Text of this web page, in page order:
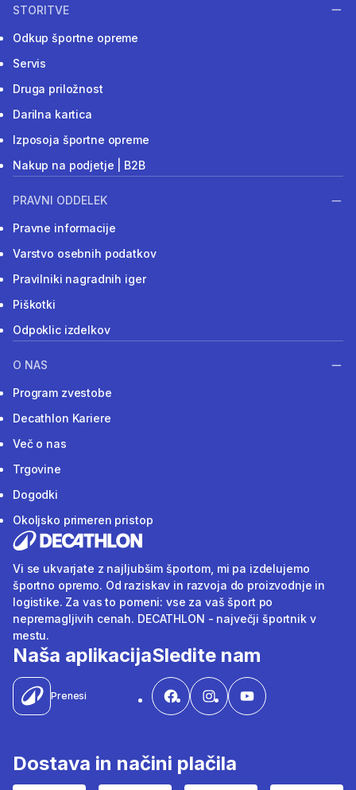
STORITVE
Odkup športne opreme
Servis
Druga priložnost
Darilna kartica
Izposoja športne opreme
Nakup na podjetje | B2B
PRAVNI ODDELEK
Pravne informacije
Varstvo osebnih podatkov
Pravilniki nagradnih iger
Piškotki
Odpoklic izdelkov
O NAS
Program zvestobe
Decathlon Kariere
Več o nas
Trgovine
Dogodki
Okoljsko primeren pristop
Vi se ukvarjate z najljubšim športom, mi pa izdelujemo
športno opremo. Od raziskav in razvoja do proizvodnje in
logistike. Za vas to pomeni: vse za vaš šport po
nepremagljivih cenah. DECATHLON - največji športnik v
mestu.
Naša aplikacija
Prenesi
Sledite nam
Dostava in načini plačila